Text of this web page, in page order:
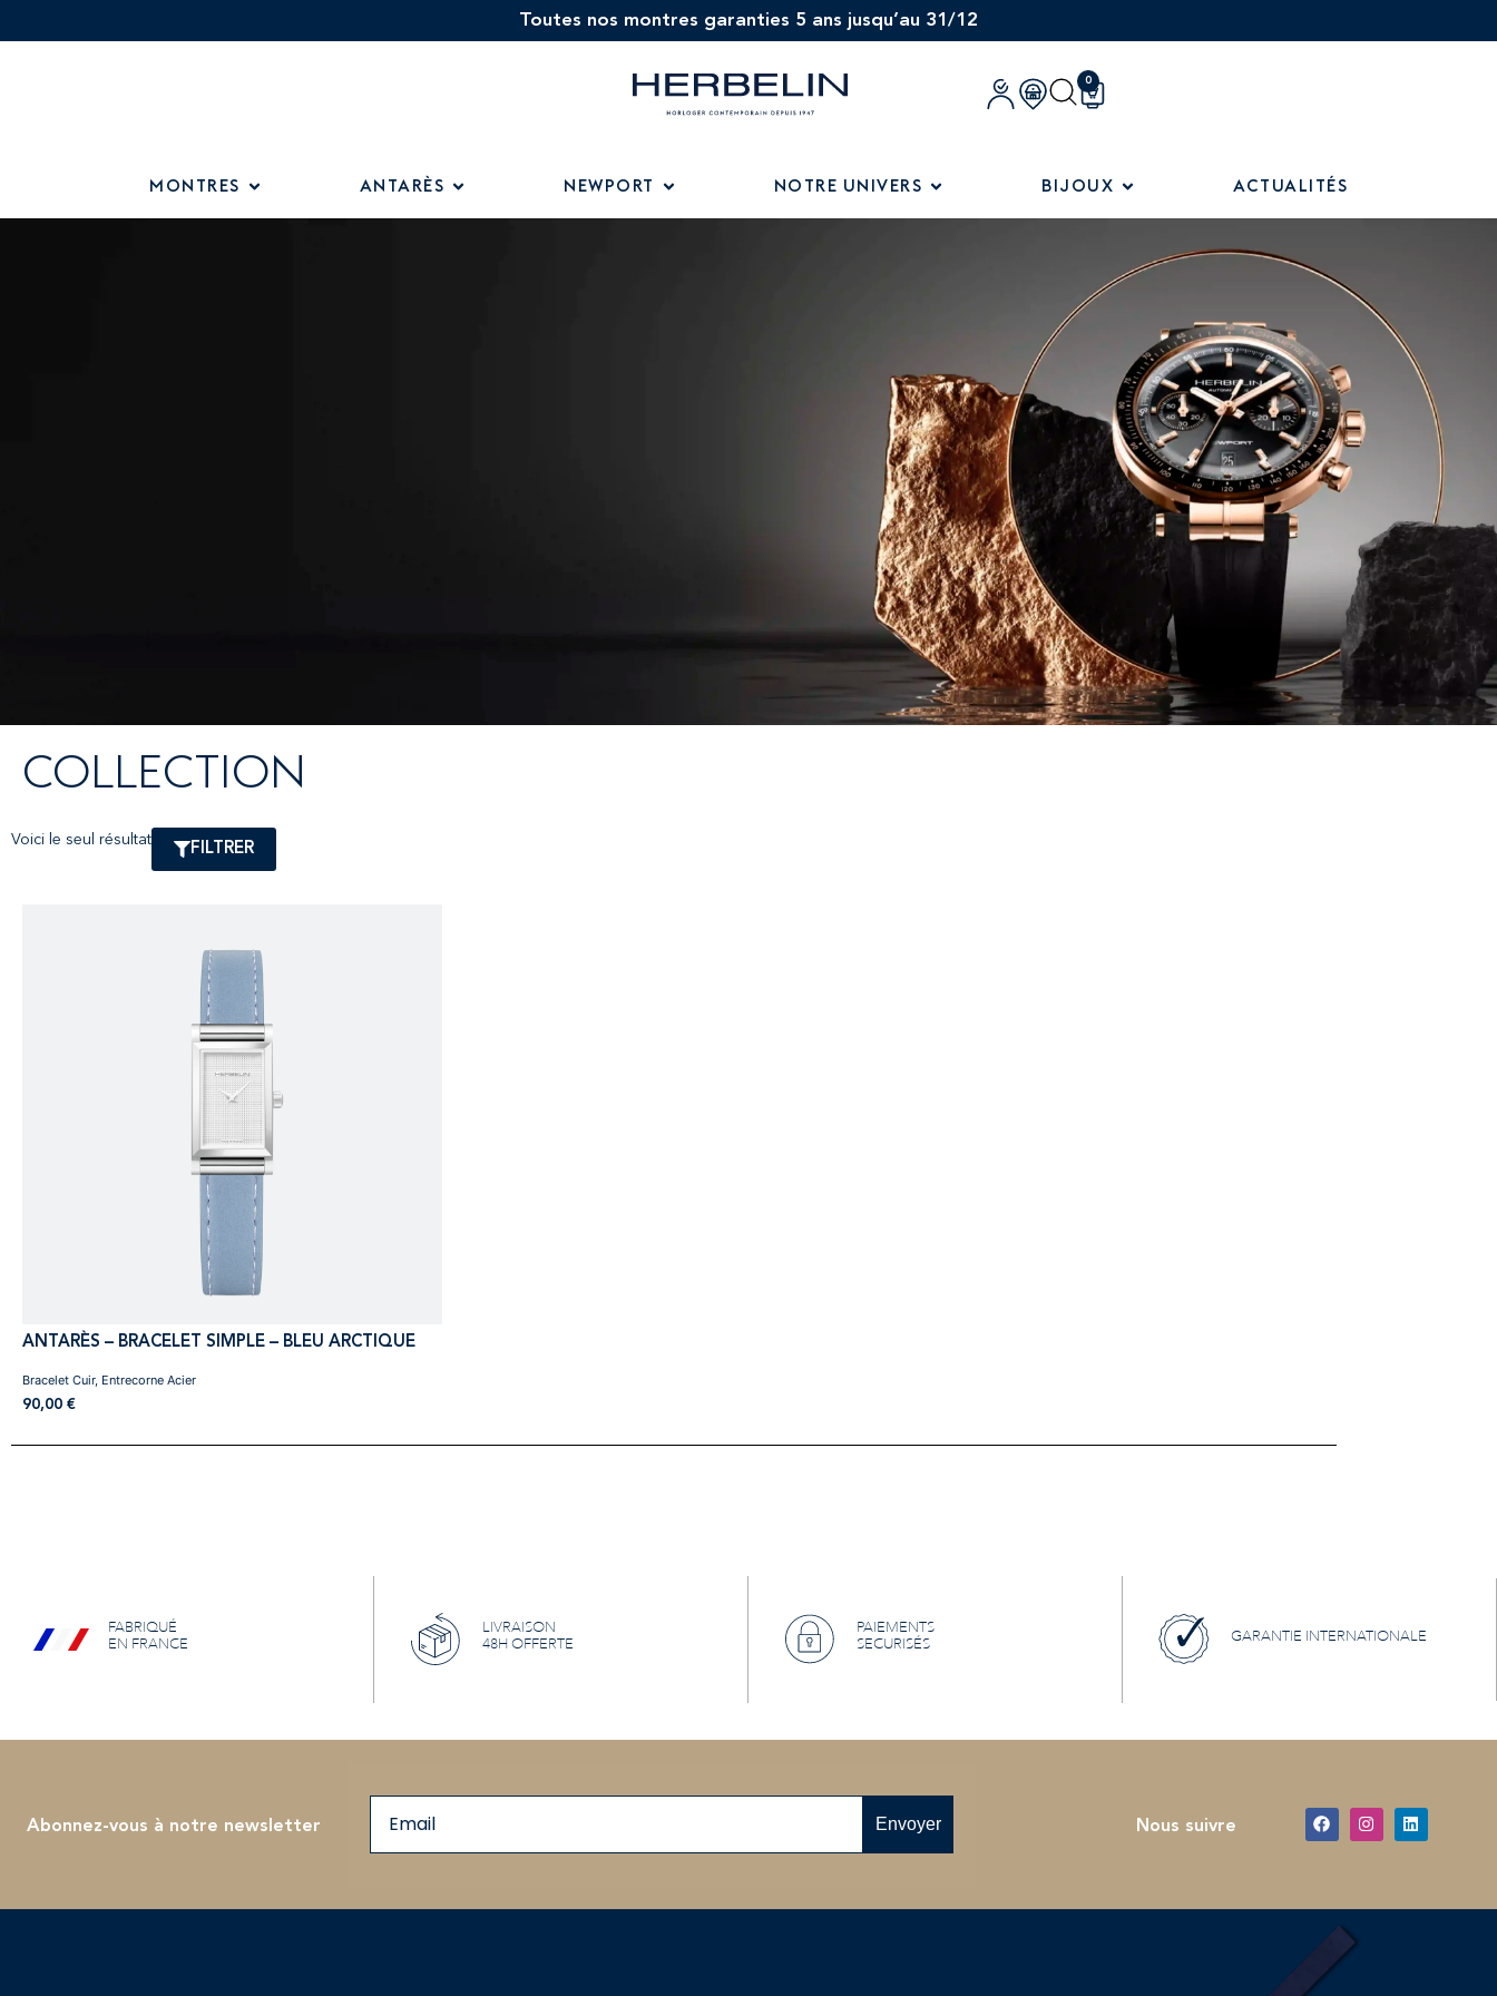
Toutes nos montres garanties 5 ans jusqu’au 31/12
0
MONTRES ANTARÈS NEWPORT NOTRE UNIVERS BIJOUX ACTUALITÉS
COLLECTION
Voici le seul résultat
FILTRER
ANTARÈS – BRACELET SIMPLE – BLEU ARCTIQUE
90,00 €
Bracelet Cuir, Entrecorne Acier
FABRIQUÉ
EN FRANCE
LIVRAISON
48H OFFERTE
PAIEMENTS
SECURISÉS
GARANTIE INTERNATIONALE
Abonnez-vous à notre newsletter Envoyer Nous suivre